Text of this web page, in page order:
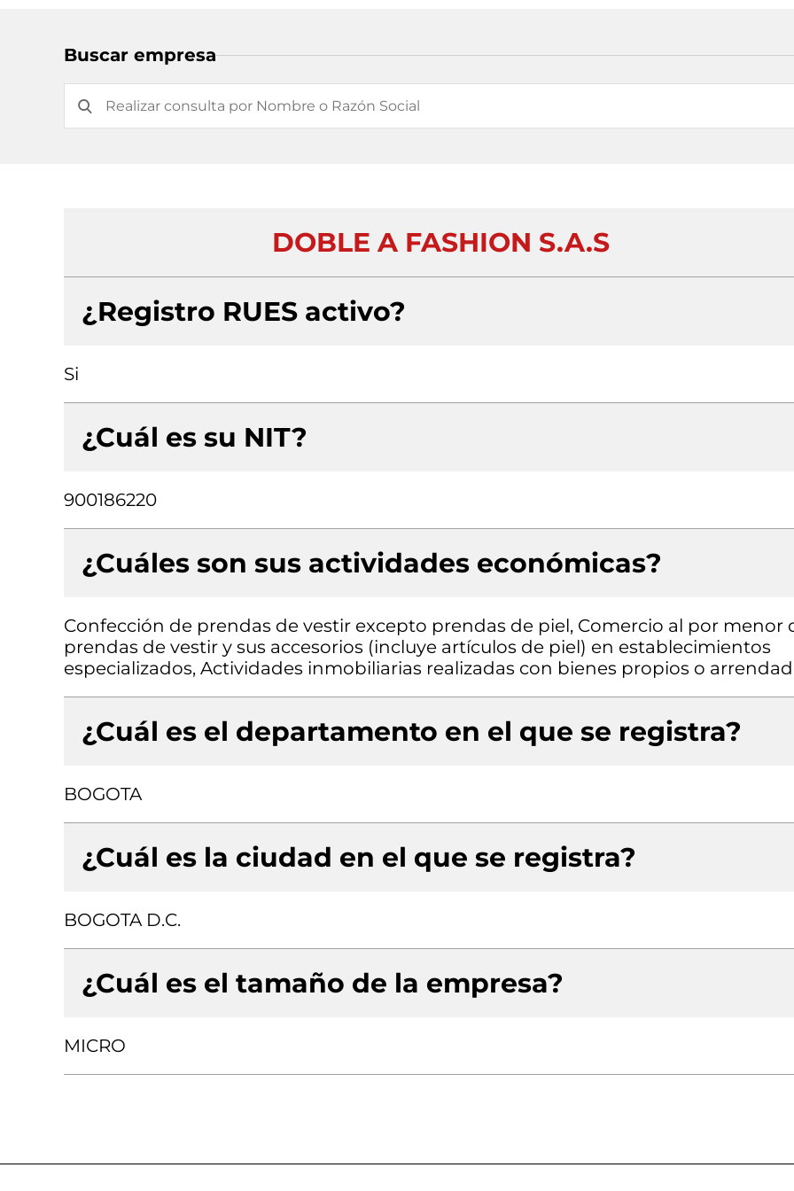
Buscar empresa
DOBLE A FASHION S.A.S
¿Registro RUES activo?
Si
¿Cuál es su NIT?
900186220
¿Cuáles son sus actividades económicas?
Confección de prendas de vestir excepto prendas de piel, Comercio al por menor
prendas de vestir y sus accesorios (incluye artículos de piel) en establecimientos
especializados, Actividades inmobiliarias realizadas con bienes propios o
¿Cuál es el departamento en el que se registra?
BOGOTA
¿Cuál es la ciudad en el que se registra?
BOGOTA D.C.
¿Cuál es el tamaño de la empresa?
MICRO